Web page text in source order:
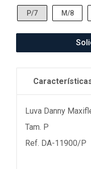
P/7 M/8
Luva Danny
Tam. P
Ref. DA-11900/P